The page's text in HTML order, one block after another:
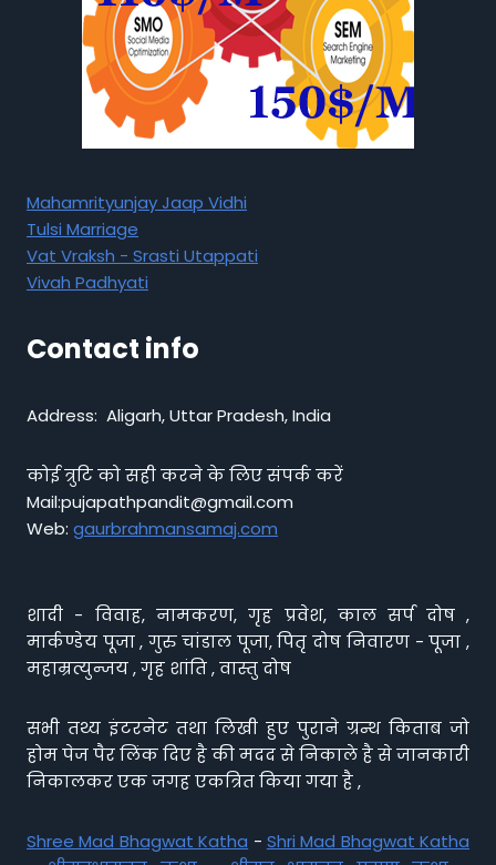
Mahamrityunjay Jaap Vidhi
Tulsi Marriage
Vat Vraksh - Srasti Utappati
Vivah Padhyati
Contact info
Address: Aligarh, Uttar Pradesh, India
कोई त्रुटि को सही करने के लिए संपर्क करें
Mail:pujapathpandit@gmail.com
Web: gaurbrahmansamaj.com
शादी - विवाह, नामकरण, गृह प्रवेश, काल सर्प दोष ,
मार्कण्डेय पूजा , गुरु चांडाल पूजा, पितृ दोष निवारण - पूजा ,
महाम्रत्युन्जय , गृह शांति , वास्तु दोष
सभी तथ्य इंटरनेट तथा लिखी हुए पुराने ग्रन्थ किताब जो
होम पेज पैर लिंक दिए है की मदद से निकाले है से जानकारी
निकालकर एक जगह एकत्रित किया गया है ,
Shree Mad Bhagwat Katha - Shri Mad Bhagwat Katha